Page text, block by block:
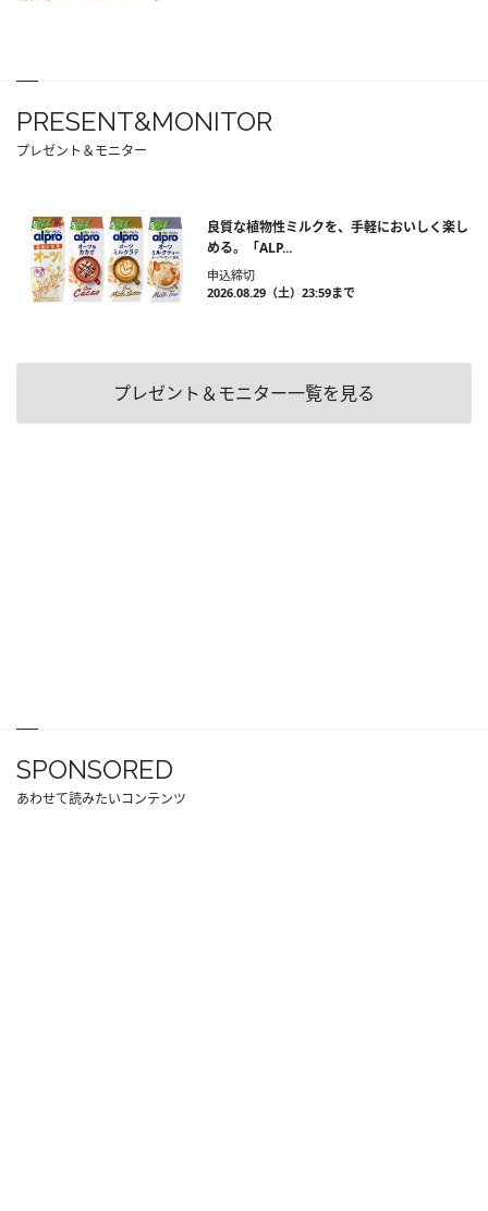
PRESENT&MONITOR
プレゼント＆モニター
良質な植物性ミルクを、手軽においしく楽し
める。「ALP...
申込締切
2026.08.29（土）23:59まで
プレゼント＆モニター一覧を見る
SPONSORED
あわせて読みたいコンテンツ